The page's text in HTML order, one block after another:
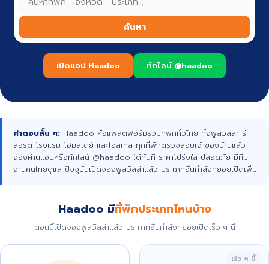
ค้นหา
เปิดแอป Haadoo ทักไลน์ @haadoo
คำตอบสั้น ๆ: Haadoo คือแพลตฟอร์มรวมที่พักทั่วไทย ทั้งพูลวิลล่า รี
สอร์ต โรงแรม โฮมสเตย์ และโฮสเทล ทุกที่พักตรวจสอบเจ้าของบ้านแล้ว
จองผ่านแอปหรือทักไลน์ @haadoo ได้ทันที ราคาโปร่งใส ปลอดภัย มีทีม
งานคนไทยดูแล ปัจจุบันเปิดจองพูลวิลล่าแล้ว ประเภทอื่นกำลังทยอยเปิดเพิ่ม
Haadoo มีที่พักประเภทไหนบ้าง
ตอนนี้เปิดจองพูลวิลล่าแล้ว ประเภทอื่นกำลังทยอยเปิดเร็ว ๆ นี้
เร็ว ๆ นี้